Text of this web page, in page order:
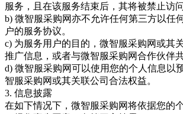
服务，且在该服务结束后，其将被禁止访
b) 微智服采购网亦不允许任何第三方以任
户的服务协议。
c) 为服务用户的目的，微智服采购网或其
推广信息，或者与微智服采购网合作伙伴
d) 微智服采购网可以使用您的个人信息以
智服采购网或其关联公司合法权益。
3. 信息披露
在如下情况下，微智服采购网将依据您的